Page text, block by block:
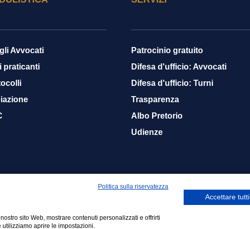
Avvocati
praticanti
Patrocinio gratuito
Difesa d'ufficio: Avvocati
Difesa d'ufficio: Turni
Trasparenza
Albo Pretorio
Udienze
Netsmart Srls
Politica sulla riservatezza
sito Web, mostrare contenuti personalizzati e offrirti
aprire le impostazioni.
Accettare tutti